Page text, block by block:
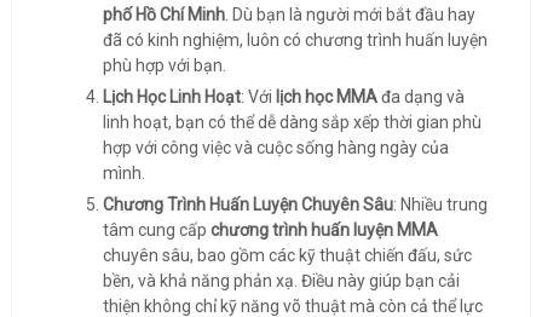
phố Hồ Chí Minh. Dù bạn là người mới bắt đầu hay
đã có kinh nghiệm, luôn có chương trình huấn luyện
phù hợp với bạn.
Lịch Học Linh Hoạt: Với lịch học MMAđa dạng và
linh hoạt, bạn có thể dễ dàng sắp xếp thời gian phù
hợp với công việc và cuộc sống hàng ngày của
mình.
Chương Trình Huấn Luyện Chuyên Sâu: Nhiều trung
tâm cung cấp chương trình huấn luyện MMA
chuyên sâu, bao gồm các kỹ thuật chiến đấu, sức
bền, và khả năng phản xạ. Điều này giúp bạn cải
thiện không chỉ kỹ năng võ thuật mà còn cả thể lực